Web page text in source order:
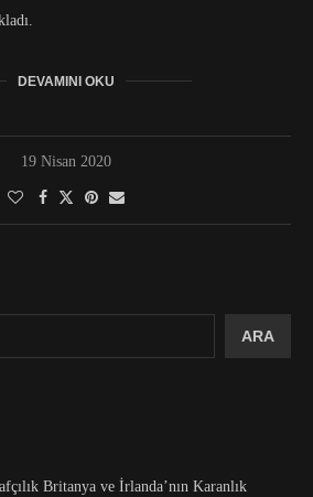
DEVAMINI OKU
19 Nisan 2020
ARA
Britanya ve İrlanda’nın Karanlık